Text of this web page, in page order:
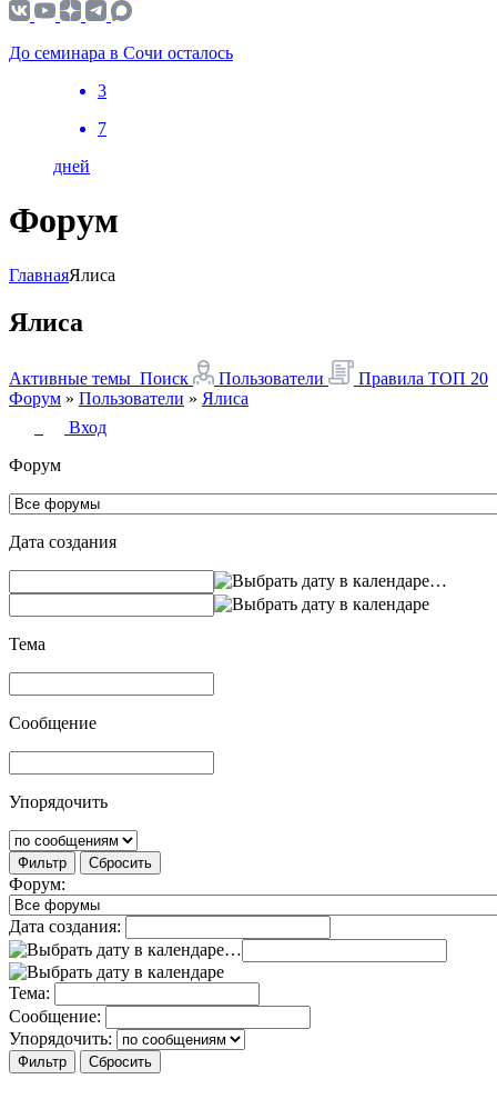
До семинара в Сочи осталось
3
7
дней
Форум
ГлавнаяЯлиса
Ялиса
Активные темы Поиск Пользователи Правила ТОП 20
Форум » Пользователи » Ялиса
Вход
Форум
Дата создания
…
Тема
Сообщение
Упорядочить
Фильтр Сбросить
Форум:
Дата создания:
…
Тема:
Сообщение:
Упорядочить: